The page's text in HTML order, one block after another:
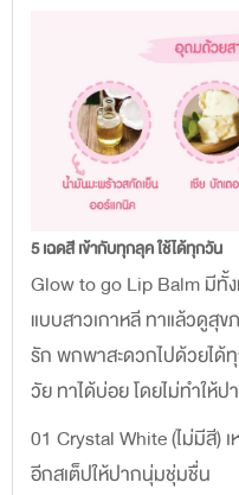
5 เฉดสี เข้ากับทุกลุค ใช้ได้ทุกวัน
Glow to go Lip Balm มีทั้
แบบสาวเกาหลี ทาแล้วดูสุ
รัก พกพาสะดวกไปด้วยได้
วัย ทาได้บ่อย โดยไม่ทำให้ป
01 Crystal White (ไม่มีสี)
อีกสเต็ปให้ปากนุ่มชุ่มชื่น